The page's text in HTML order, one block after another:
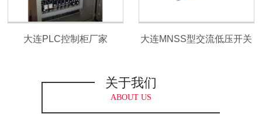
大连PLC控制柜厂家 大连MNSS型交流低压开关
关于我们
ABOUT US